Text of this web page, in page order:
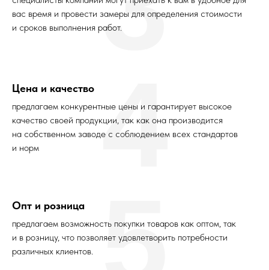
вас время и провести замеры для определения стоимости
и сроков выполнения работ.
Цена и качество
предлагаем конкурентные цены и гарантирует высокое
качество своей продукции, так как она производится
на собственном заводе с соблюдением всех стандартов
и норм
4
Опт и розница
предлагаем возможность покупки товаров как оптом, так
и в розницу, что позволяет удовлетворить потребности
различных клиентов.
5